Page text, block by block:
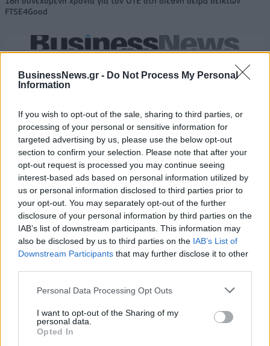
BusinessNews.gr - Do Not Process My Personal
Information
If you wish to opt-out of the sale, sharing to third parties, or
processing of your personal or sensitive information for
targeted advertising by us, please use the below opt-out
section to confirm your selection. Please note that after your
opt-out request is processed you may continue seeing
interest-based ads based on personal information utilized by
us or personal information disclosed to third parties prior to
your opt-out. You may separately opt-out of the further
disclosure of your personal information by third parties on the
IAB’s list of downstream participants. This information may
also be disclosed by us to third parties on the IAB’s List of
Downstream Participants that may further disclose it to other
Personal Data Processing Opt Outs
I want to opt-out of the Sharing of my
personal data.
Opted In
FTSE4Good
ΠΕΡΙΣΣΌΤΕΡΑ ΣΕ ΑΥΤΉ ΤΗΝ ΚΑΤΗΓΟΡΊΑ
Τηλεοπτικές άδειες: Λήγει
σήμερα στις 15:00 η
Star Channel: Κατέθεσε
αίτηση για άδεια
11/01/2018 - 02:00